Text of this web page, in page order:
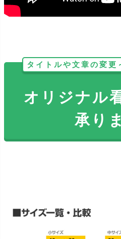
タイトルや文章の変更
オリジナル
承り